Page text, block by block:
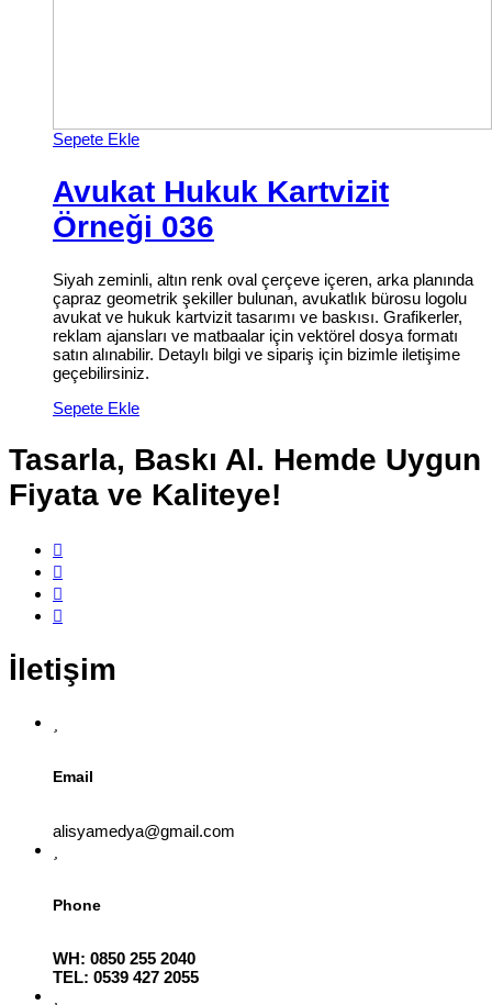
Sepete Ekle
Avukat Hukuk Kartvizit
Örneği 036
Siyah zeminli, altın renk oval çerçeve içeren, arka planında
çapraz geometrik şekiller bulunan, avukatlık bürosu logolu
avukat ve hukuk kartvizit tasarımı ve baskısı. Grafikerler,
reklam ajansları ve matbaalar için vektörel dosya formatı
satın alınabilir. Detaylı bilgi ve sipariş için bizimle iletişime
geçebilirsiniz.
Sepete Ekle
Tasarla, Baskı Al. Hemde Uygun
Fiyata ve Kaliteye!
İletişim
Email
alisyamedya@gmail.com
Phone
WH: 0850 255 2040
TEL: 0539 427 2055